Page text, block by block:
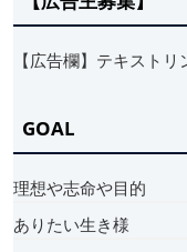
【広告欄】テキスト
GOAL
理想や志命や目的
ありたい生き様